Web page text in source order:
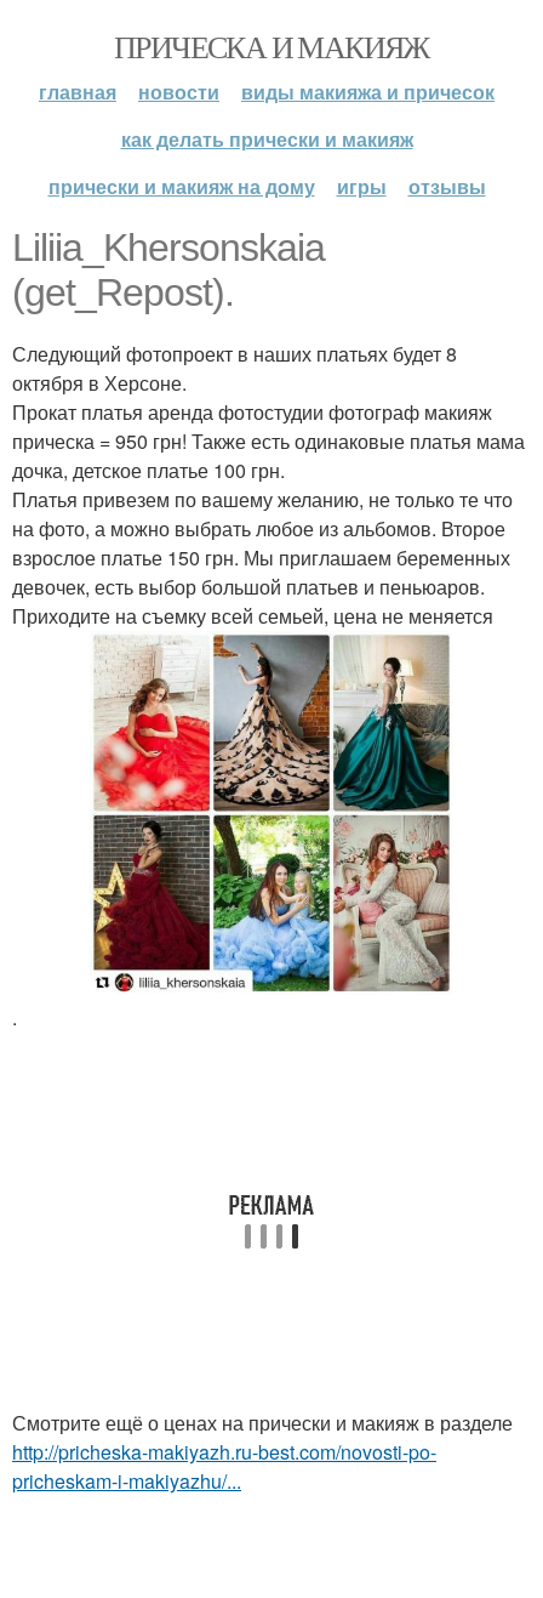
ПРИЧЕСКА И МАКИЯЖ
главная новости
виды макияжа и причесок
как делать прически и макияж
прически и макияж на дому
игры отзывы
Liliia_Khersonskaia
(get_Repost).
Следующий фотопроект в наших платьях будет 8
октября в Херсоне.
Прокат платья аренда фотостудии фотограф макияж
прическа = 950 грн! Также есть одинаковые платья мама
дочка, детское платье 100 грн.
Платья привезем по вашему желанию, не только те что
на фото, а можно выбрать любое из альбомов. Второе
взрослое платье 150 грн. Мы приглашаем беременных
девочек, есть выбор большой платьев и пеньюаров.
Приходите на съемку всей семьей, цена не меняется
.
Смотрите ещё о ценах на прически и макияж в разделе
http://pricheska-makiyazh.ru-best.com/novosti-po-
pricheskam-i-makiyazhu/...